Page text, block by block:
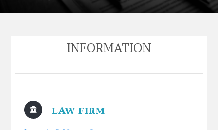
INFORMATION
LAW FIRM